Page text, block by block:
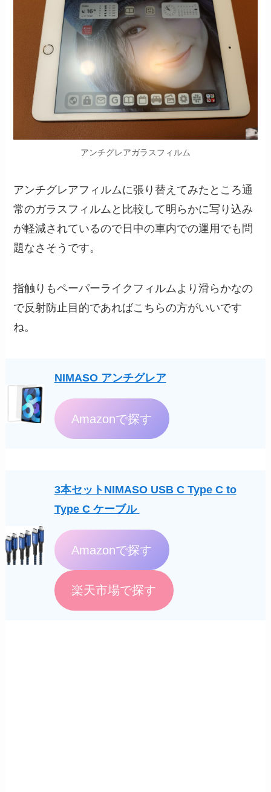
アンチグレアガラスフィルム
アンチグレアフィルムに張り替えてみたところ通
常のガラスフィルムと比較して明らかに写り込み
が軽減されているので日中の車内での運用でも問
題なさそうです。
指触りもペーパーライクフィルムより滑らかなの
で反射防止目的であればこちらの方がいいです
ね。
NIMASO アンチグレア
Amazonで探す
3本セットNIMASO USB C Type C to
Type C ケーブル
Amazonで探す
楽天市場で探す